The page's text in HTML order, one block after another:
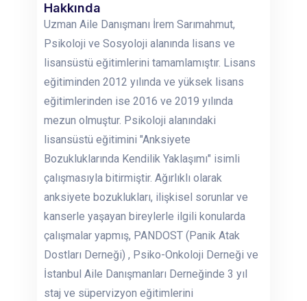
Hakkında
Uzman Aile Danışmanı İrem Sarımahmut,
Psikoloji ve Sosyoloji alanında lisans ve
lisansüstü eğitimlerini tamamlamıştır. Lisans
eğitiminden 2012 yılında ve yüksek lisans
eğitimlerinden ise 2016 ve 2019 yılında
mezun olmuştur. Psikoloji alanındaki
lisansüstü eğitimini "Anksiyete
Bozukluklarında Kendilik Yaklaşımı" isimli
çalışmasıyla bitirmiştir. Ağırlıklı olarak
anksiyete bozuklukları, ilişkisel sorunlar ve
kanserle yaşayan bireylerle ilgili konularda
çalışmalar yapmış, PANDOST (Panik Atak
Dostları Derneği) , Psiko-Onkoloji Derneği ve
İstanbul Aile Danışmanları Derneğinde 3 yıl
staj ve süpervizyon eğitimlerini